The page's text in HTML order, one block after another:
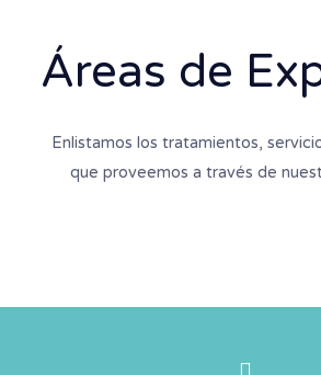
Áreas de
Enlistamos los tratamientos,
que proveemos a través de